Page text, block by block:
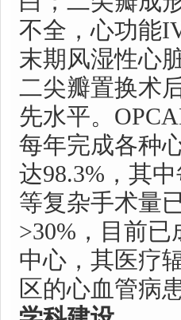
不全，心功能
末期风湿性心
二尖瓣置换术
先水平。
每年完成各种
达98.3%，其
等复杂手术量
>30%，目前
中心，其医疗
区的心血管病